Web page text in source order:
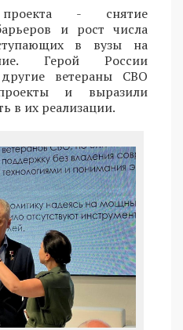
- снятие
и рост числа
в вузы на
Герой России
ветераны СВО
и выразили
в их реализации.